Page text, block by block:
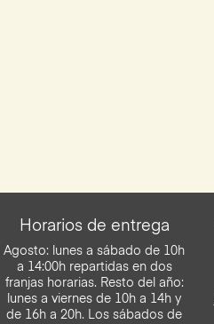
Horarios de entrega
Agosto: lunes a sábado de 10h
a 14:00h repartidas en dos
franjas horarias. Resto del año:
lunes a viernes de 10h a 14h y
de 16h a 20h. Los sábados de